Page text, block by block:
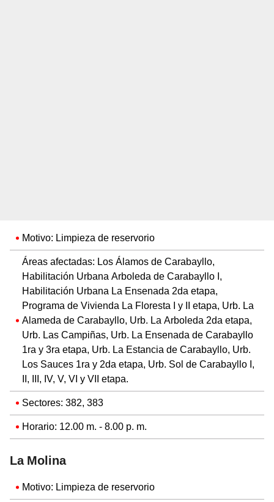
Motivo: Limpieza de reservorio
Áreas afectadas: Los Álamos de Carabayllo,
Habilitación Urbana Arboleda de Carabayllo I,
Habilitación Urbana La Ensenada 2da etapa,
Programa de Vivienda La Floresta I y II etapa, Urb. La
Alameda de Carabayllo, Urb. La Arboleda 2da etapa,
Urb. Las Campiñas, Urb. La Ensenada de Carabayllo
1ra y 3ra etapa, Urb. La Estancia de Carabayllo, Urb.
Los Sauces 1ra y 2da etapa, Urb. Sol de Carabayllo I,
II, III, IV, V, VI y VII etapa.
Sectores: 382, 383
Horario: 12.00 m. - 8.00 p. m.
La Molina
Motivo: Limpieza de reservorio